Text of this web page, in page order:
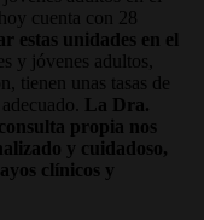
cuenta con 28
estas unidades en el
y jóvenes adultos,
tienen unas tasas de
La Dra.
propia nos
y cuidadoso,
clínicos y